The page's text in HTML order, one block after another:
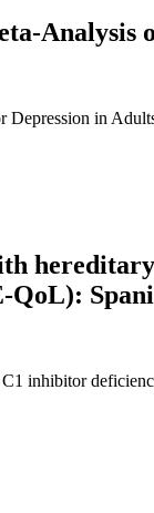
Analysis
Depression in
QoL):
inhibitor